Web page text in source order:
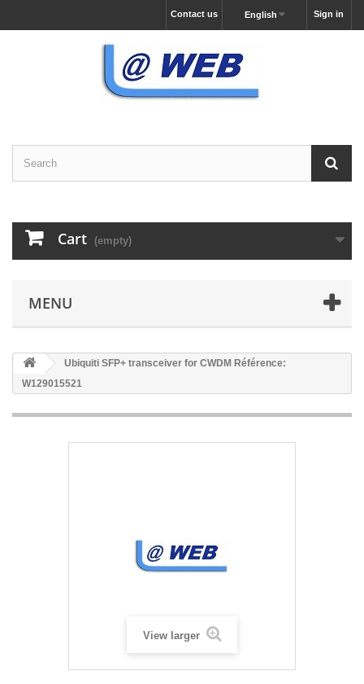
Sign in
English
Contact us
Cart (empty)
MENU
Ubiquiti SFP+ transceiver for CWDM Référence:
W129015521
View larger